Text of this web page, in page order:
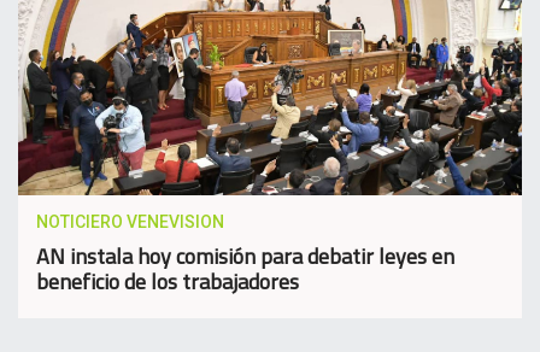
NOTICIERO VENEVISION
AN instala hoy comisión para debatir leyes en
beneficio de los trabajadores